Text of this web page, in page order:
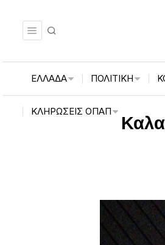
ΕΛΛΑΔΑ ΠΟΛΙΤΙΚΗ
ΚΛΗΡΏΣΕΙΣ ΟΠΑΠ